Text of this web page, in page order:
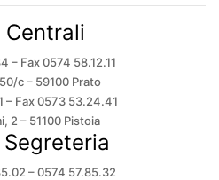
Centrali
– Fax 0574 58.12.11
c – 59100 Prato
– Fax 0573 53.24.41
2 – 51100 Pistoia
– 0574 57.85.32